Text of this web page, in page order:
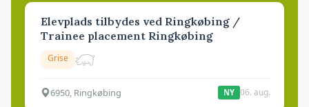
Elevplads tilbydes ved Ringkøbing /
Trainee placement Ringkøbing
Grise
6950, Ringkøbing NY 06. aug.